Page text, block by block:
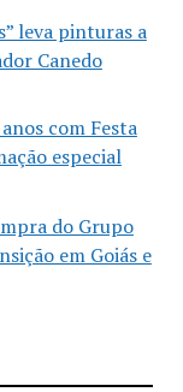
leva pinturas a
Canedo
com Festa
especial
do Grupo
em Goiás e